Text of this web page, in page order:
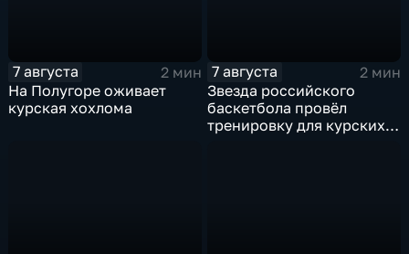
7 августа
2 мин
На Полугоре оживает
курская хохлома
7 августа
2 мин
Звезда российского
баскетбола провёл
тренировку для курских